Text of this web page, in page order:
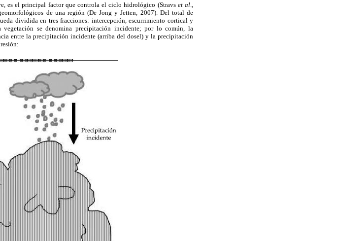
es el principal factor que controla el ciclo hidrológico (Stravs et al
de una región (De Jong y Jetten, 2007). Del total de
dividida en tres fracciones: intercepción, escurrimiento cortical y
se denomina precipitación incidente; por lo común, la
entre la precipitación incidente (arriba del dosel) y la precipitación